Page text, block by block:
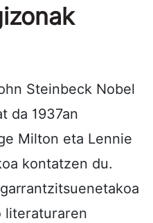
Steinbeck Nobel
da 1937an
Milton eta Lennie
kontatzen du.
literaturaren